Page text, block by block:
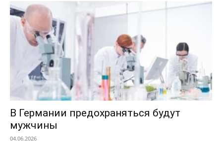
В Германии предохраняться будут
мужчины
04.06.2026